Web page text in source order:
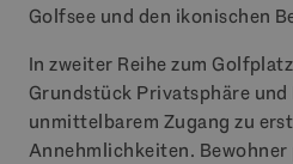
Golfsee und den ikonischen
In zweiter Reihe zum
Grundstück Privatsphäre
unmittelbarem Zugang zu
Annehmlichkeiten.